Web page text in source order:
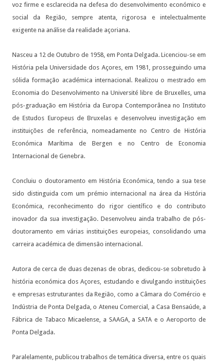
voz firme e esclarecida na defesa do desenvolvimento económico e
social da Região, sempre atenta, rigorosa e intelectualmente
exigente na análise da realidade açoriana.
Nasceu a 12 de Outubro de 1958, em Ponta Delgada. Licenciou-se em
História pela Universidade dos Açores, em 1981, prosseguindo uma
sólida formação académica internacional. Realizou o mestrado em
Economia do Desenvolvimento na Université libre de Bruxelles, uma
pós-graduação em História da Europa Contemporânea no Instituto
de Estudos Europeus de Bruxelas e desenvolveu investigação em
instituições de referência, nomeadamente no Centro de História
Económica Marítima de Bergen e no Centro de Economia
Internacional de Genebra.
Concluiu o doutoramento em História Económica, tendo a sua tese
sido distinguida com um prémio internacional na área da História
Económica, reconhecimento do rigor científico e do contributo
inovador da sua investigação. Desenvolveu ainda trabalho de pós-
doutoramento em várias instituições europeias, consolidando uma
carreira académica de dimensão internacional.
Autora de cerca de duas dezenas de obras, dedicou-se sobretudo à
história económica dos Açores, estudando e divulgando instituições
e empresas estruturantes da Região, como a Câmara do Comércio e
Indústria de Ponta Delgada, o Ateneu Comercial, a Casa Bensaúde, a
Fábrica de Tabaco Micaelense, a SAAGA, a SATA e o Aeroporto de
Ponta Delgada.
Paralelamente, publicou trabalhos de temática diversa, entre os quais